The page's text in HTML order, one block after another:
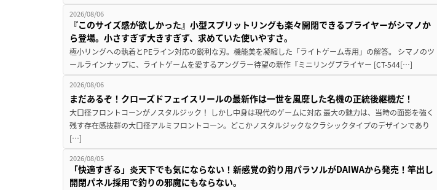
2026/08/06
『このサイズ感が欲しかった』小型スプリットリングも楽々開閉できるプライヤーがシマノか
ら登場。小さすぎず大きすぎず、求めていた使いやすさ。
極小リングへの執着とPEライン対応の鋭利な刃。機能美を凝縮した「ライトゲーム専用」の解答。 シマノのツ
ールラインナップに、ライトゲームを愛するアングラー待望の新作『ミニリングプライヤー [CT-544[…]
2026/08/06
まだあるぞ！クローズドフェイスリールの最新作は一世を風靡した名機の正統後継機だ！
大口径フロントコーンがノスタルジック！ しかし中身は現代のゲームに対応 最大の魅力は、当時の面影を強く
残す存在感抜群の大口径アルミフロントコーン。どこかノスタルジックなクラシックタイプのデザインであり
[…]
2026/08/05
「快適すぎる」炎天下でも気にならない！新感覚の釣り用パラソルがDAIWAから発売！竿出し
開閉パネル採用で釣りの邪魔にもならない。